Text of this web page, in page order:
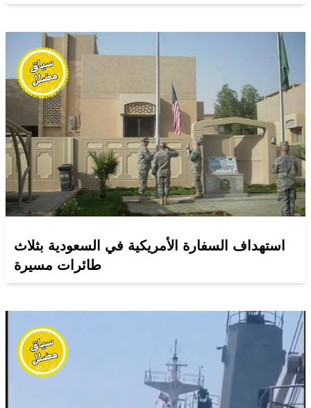
استهداف السفارة الأمريكية في السعودية بثلاث
طائرات مسيرة